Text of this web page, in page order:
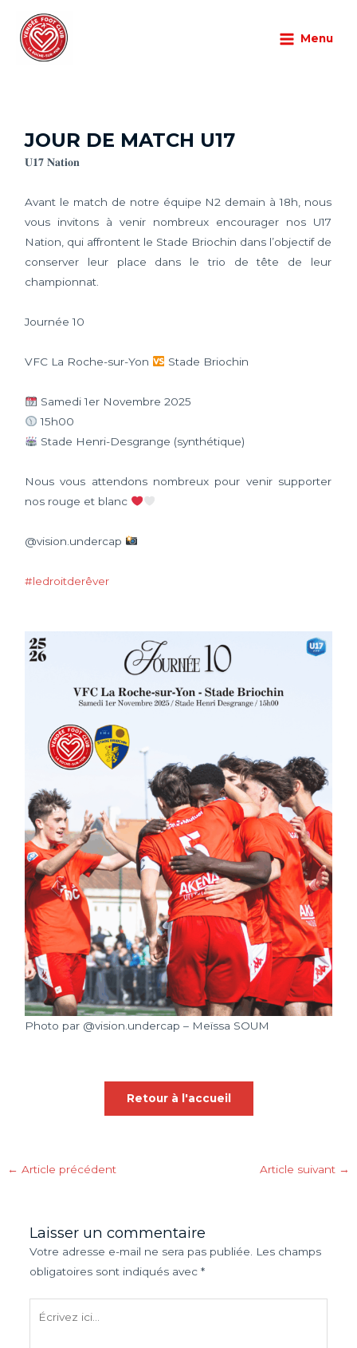
contenu
Menu
Menu
Championnat Laisser un commentaire
JOUR DE MATCH U17
𝐔𝟏𝟕 𝐍𝐚𝐭𝐢𝐨𝐧
Avant le match de notre équipe N2 demain à 18h, nous
vous invitons à venir nombreux encourager nos U17
Nation, qui affrontent le Stade Briochin dans l’objectif de
conserver leur place dans le trio de tête de leur
championnat.
Journée 10
VFC La Roche-sur-Yon Stade Briochin
Samedi 1er Novembre 2025
15h00
Stade Henri-Desgrange (synthétique)
Nous vous attendons nombreux pour venir supporter
nos rouge et blanc
@vision.undercap
#ledroitderêver
Photo par @vision.undercap – Meïssa SOUM
Retour à l'accueil
← Article précédent Article suivant →
Laisser un commentaire
Votre adresse e-mail ne sera pas publiée.
Les champs
obligatoires sont indiqués avec *